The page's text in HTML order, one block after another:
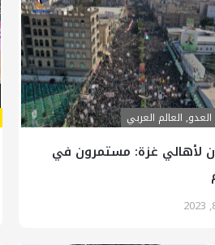
, العالم العربي
لأهالي غزة: مستمرون في